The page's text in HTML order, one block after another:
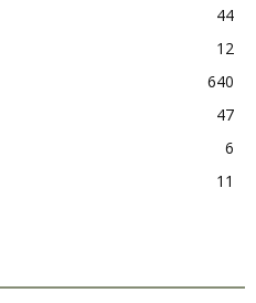
44
12
640
47
6
11